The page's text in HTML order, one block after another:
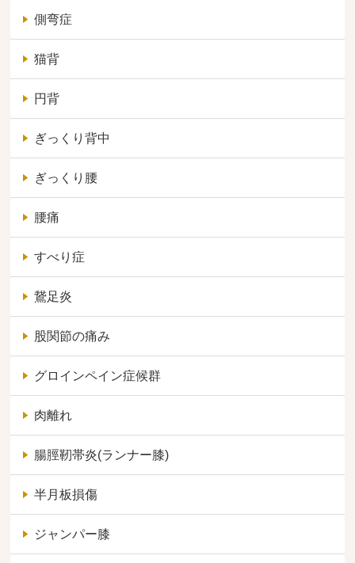
側弯症
猫背
円背
ぎっくり背中
ぎっくり腰
腰痛
すべり症
鵞足炎
股関節の痛み
グロインペイン症候群
肉離れ
腸脛靭帯炎(ランナー膝)
半月板損傷
ジャンパー膝